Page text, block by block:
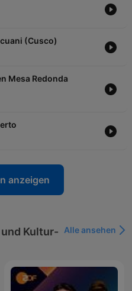
(Cusco)
Mesa Redonda
anzeigen
Kultur-
Alle ansehen